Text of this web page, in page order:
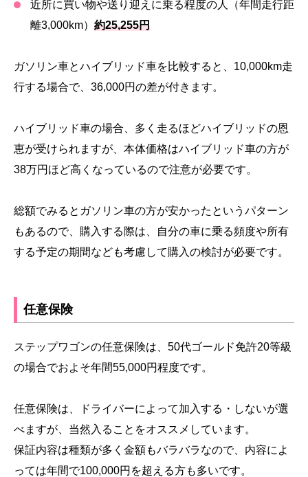
近所に買い物や送り迎えに乗る程度の人（年間走行距
離3,000km） 約25,255円
ガソリン車とハイブリッド車を比較すると、10,000km走
行する場合で、36,000円の差が付きます。
ハイブリッド車の場合、多く走るほどハイブリッドの恩
恵が受けられますが、本体価格はハイブリッド車の方が
38万円ほど高くなっているので注意が必要です。
総額でみるとガソリン車の方が安かったというパターン
もあるので、購入する際は、自分の車に乗る頻度や所有
する予定の期間なども考慮して購入の検討が必要です。
任意保険
ステップワゴンの任意保険は、50代ゴールド免許20等級
の場合でおよそ年間55,000円程度です。
任意保険は、ドライバーによって加入する・しないが選
べますが、当然入ることをオススメしています。
保証内容は種類が多く金額もバラバラなので、内容によ
っては年間で100,000円を超える方も多いです。